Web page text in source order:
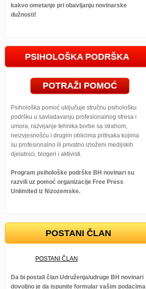
kakvo ometanje pri obavljanju novinarske
dužnosti!
PSIHOLOŠKA PODRŠKA
POTRAŽI POMOĆ
Psihološka pomoć uključuje stručnu psihološku
podršku u savladavanju profesionalnog stresa i
umora, razvijanje tehnika borbe sa strahom,
neizvjesnošću i drugim oblicima pritisaka kojima
su profesionalno ili privatno izloženi medijskih
djelatnici, blogeri i aktivisti.
Program psihološke podrške BH novinari su
razvili uz pomoć organizacije Free Press
Unlimited iz Nizozemske.
POSTANI ČLAN
POSTANI ČLAN
Da bi postali član Udruženja/udruge BH novinari
dovoljno je da ispunite formular vašim podacima